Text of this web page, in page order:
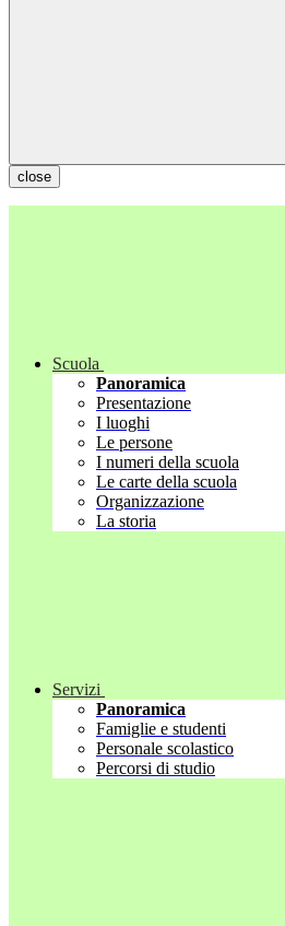
close
Scuola
Panoramica
Presentazione
I luoghi
Le persone
I numeri della scuola
Le carte della scuola
Organizzazione
La storia
Servizi
Panoramica
Famiglie e studenti
Personale scolastico
Percorsi di studio